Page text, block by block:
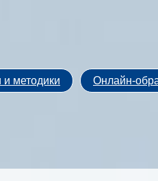
и методики Онлайн-